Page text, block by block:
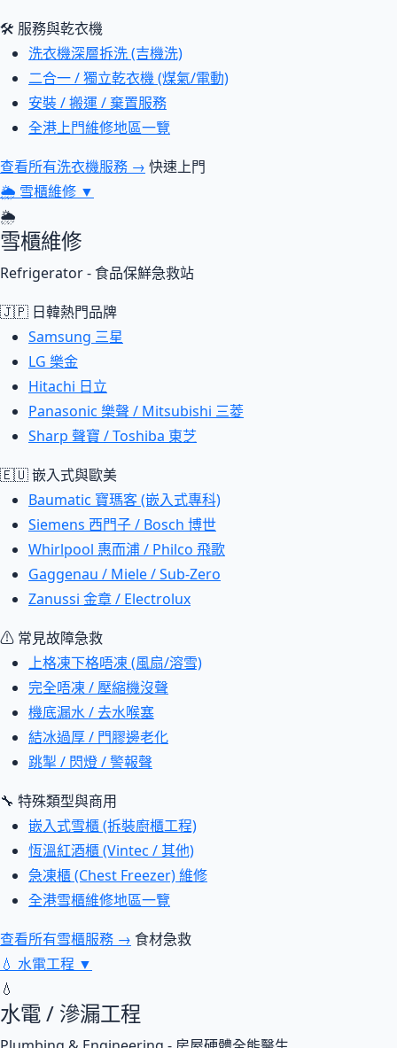
🛠 服務與乾衣機
洗衣機深層拆洗 (吉機洗)
二合一 / 獨立乾衣機 (煤氣/電動)
安裝 / 搬運 / 棄置服務
全港上門維修地區一覽
查看所有洗衣機服務 → 快速上門
🌦 雪櫃維修 ▼
🌦
雪櫃維修
Refrigerator - 食品保鮮急救站
🇯🇵 日韓熱門品牌
Samsung 三星
LG 樂金
Hitachi 日立
Panasonic 樂聲 / Mitsubishi 三菱
Sharp 聲寶 / Toshiba 東芝
🇪🇺 嵌入式與歐美
Baumatic 寶瑪客 (嵌入式專科)
Siemens 西門子 / Bosch 博世
Whirlpool 惠而浦 / Philco 飛歌
Gaggenau / Miele / Sub-Zero
Zanussi 金章 / Electrolux
⚠ 常見故障急救
上格凍下格唔凍 (風扇/溶雪)
完全唔凍 / 壓縮機沒聲
機底漏水 / 去水喉塞
結冰過厚 / 門膠邊老化
跳掣 / 閃燈 / 警報聲
🔧 特殊類型與商用
嵌入式雪櫃 (拆裝廚櫃工程)
恆溫紅酒櫃 (Vintec / 其他)
急凍櫃 (Chest Freezer) 維修
全港雪櫃維修地區一覽
查看所有雪櫃服務 → 食材急救
💧 水電工程 ▼
💧
水電 / 滲漏工程